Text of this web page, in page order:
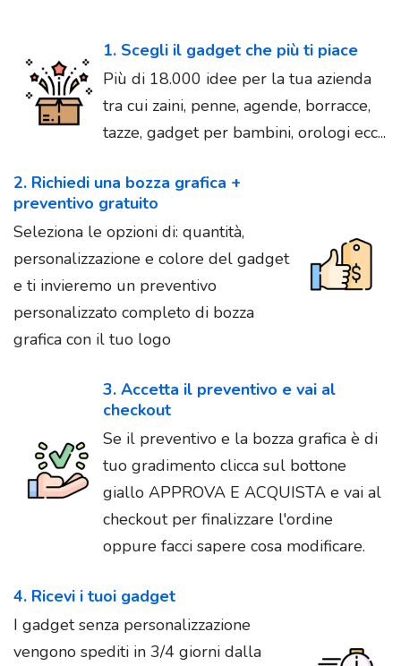
1. Scegli il gadget che più ti piace
Più di 18.000 idee per la tua azienda
tra cui zaini, penne, agende, borracce,
tazze, gadget per bambini, orologi ecc...
2. Richiedi una bozza grafica +
preventivo gratuito
Seleziona le opzioni di: quantità,
personalizzazione e colore del gadget
e ti invieremo un preventivo
personalizzato completo di bozza
grafica con il tuo logo
3. Accetta il preventivo e vai al
checkout
Se il preventivo e la bozza grafica è di
tuo gradimento clicca sul bottone
giallo APPROVA E ACQUISTA e vai al
checkout per finalizzare l'ordine
oppure facci sapere cosa modificare.
4. Ricevi i tuoi gadget
I gadget senza personalizzazione
vengono spediti in 3/4 giorni dalla